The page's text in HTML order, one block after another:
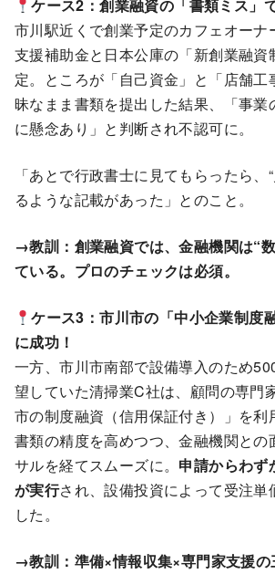
ケース2：創業融資の「書類ミス」
市川駅近くで創業予定のカフェオーナ
支援補助金と日本公庫の「新創業融資
定。ところが「自己資金」と「店舗工
昧なまま書類を提出した結果、「事業
に懸念あり」と判断され不認可に。
「あとで行政書士に見てもらったら、
るような記載があった」とのこと。
→教訓：創業融資では、金融機関は“
ている。プロのチェックは必須。
ケース3：市川市の「中小企業制度
に成功！
一方、市川市南部で設備導入のため
望していた清掃業C社は、顧問の専門
市の制度融資（信用保証付き）」を利
書類の精度を高めつつ、金融機関との
サルを経てスムーズに。 申請からわず
が実行され、設備投資によって受注単
した。
→教訓：準備×情報収集×専門家支援の